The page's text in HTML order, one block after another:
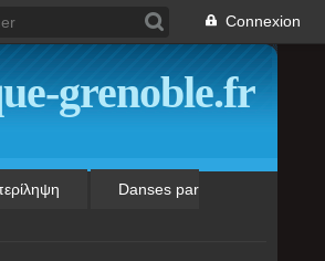
Connexion
grenoble.fr
Danses par